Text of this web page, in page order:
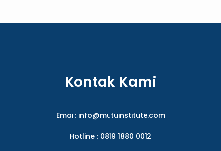
Kontak Kami
Email: info@mutuinstitute.com
Hotline : 0819 1880 0012